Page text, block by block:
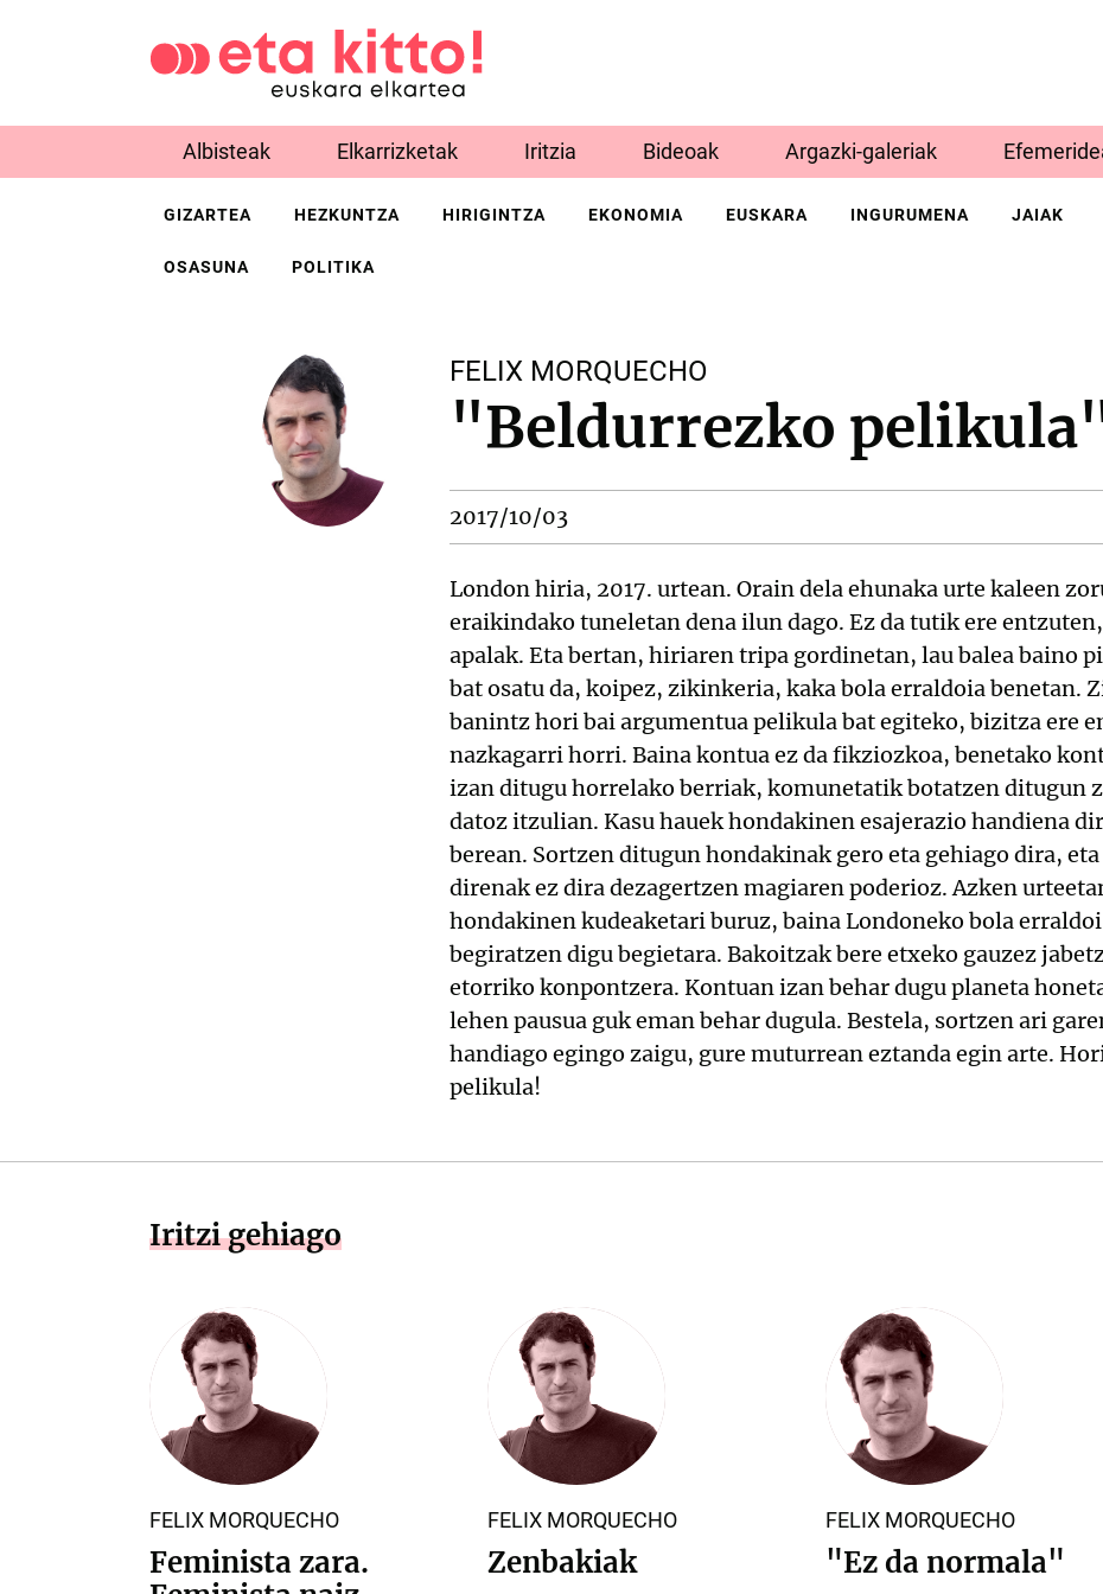
Albisteak Elkarrizketak Iritzia Bideoak Argazki-galeriak
GIZARTEA HEZKUNTZA HIRIGINTZA EKONOMIA EUSKARA INGURUMENA JAIAK
OSASUNA POLITIKA
FELIX MORQUECHO
"Beldurrezko
2017/10/03
London hiria, 2017. urtean. Orain dela ehunaka urte kaleen
eraikindako tuneletan dena ilun dago. Ez da tutik ere
apalak. Eta bertan, hiriaren tripa gordinetan, lau balea baino
bat osatu da, koipez, zikinkeria, kaka bola erraldoia benetan.
banintz hori bai argumentua pelikula bat egiteko, bizitza ere
nazkagarri horri. Baina kontua ez da fikziozkoa, benetako
izan ditugu horrelako berriak, komunetatik botatzen ditugun
datoz itzulian. Kasu hauek hondakinen esajerazio handiena
berean. Sortzen ditugun hondakinak gero eta gehiago dira,
direnak ez dira dezagertzen magiaren poderioz. Azken
hondakinen kudeaketari buruz, baina Londoneko bola
begiratzen digu begietara. Bakoitzak bere etxeko gauzez
etorriko konpontzera. Kontuan izan behar dugu planeta
lehen pausua guk eman behar dugula. Bestela, sortzen ari
handiago egingo zaigu, gure muturrean eztanda egin arte.
pelikula!
Iritzi gehiago
FELIX MORQUECHO
Feminista zara.
FELIX MORQUECHO
Zenbakiak
FELIX MORQUECHO
"Ez da normala"